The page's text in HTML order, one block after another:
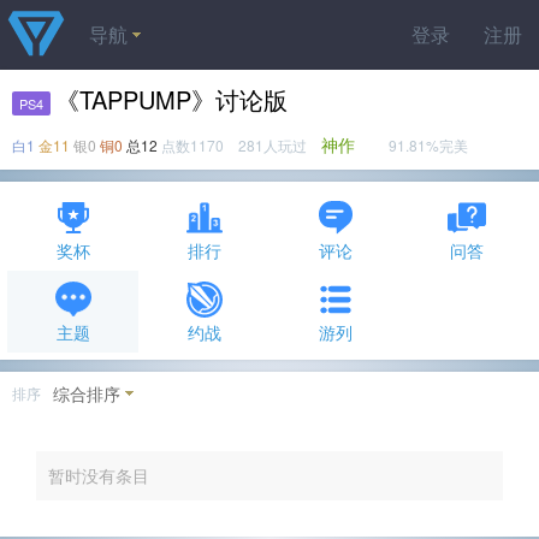
登录 注册
导航
PS4 《TAPPUMP》讨论版
白1 金11 银0 铜0 总12 点数1170 281人玩过 神作 91.81%完美
奖杯 排行 评论 问答
主题 约战 游列
排序 综合排序
暂时没有条目